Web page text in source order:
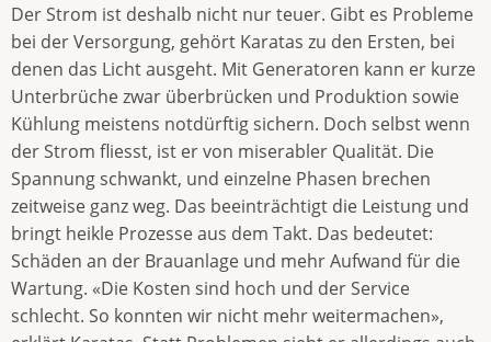
Der Strom ist deshalb nicht nur teuer. Gibt es Probleme
bei der Versorgung, gehört Karatas zu den Ersten, bei
denen das Licht ausgeht. Mit Generatoren kann er kurze
Unterbrüche zwar überbrücken und Produktion sowie
Kühlung meistens notdürftig sichern. Doch selbst wenn
der Strom fliesst, ist er von miserabler Qualität. Die
Spannung schwankt, und einzelne Phasen brechen
zeitweise ganz weg. Das beeinträchtigt die Leistung und
bringt heikle Prozesse aus dem Takt. Das bedeutet:
Schäden an der Brauanlage und mehr Aufwand für die
Wartung. «Die Kosten sind hoch und der Service
schlecht. So konnten wir nicht mehr weitermachen»,